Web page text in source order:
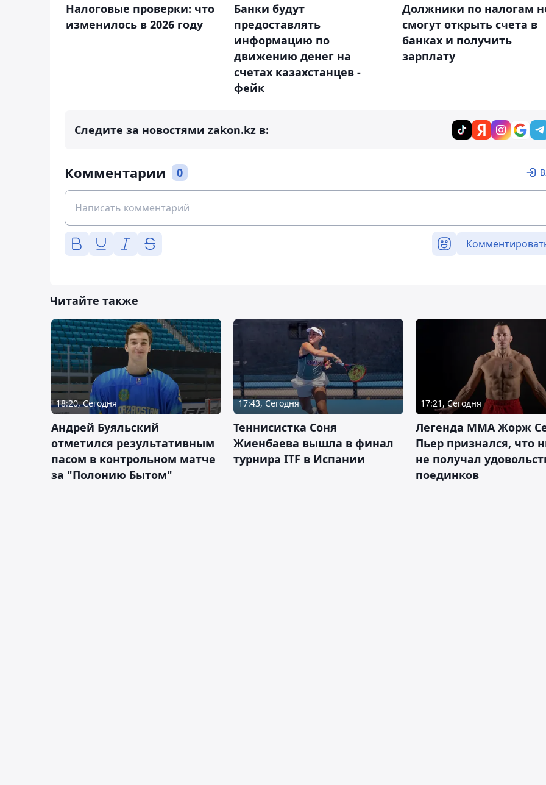
Налоговые проверки: что
изменилось в 2026 году
Банки будут
предоставлять
информацию по
движению денег на
счетах казахстанцев -
фейк
Должники по налогам
смогут открыть счета в
банках и получить
зарплату
Следите за новостями zakon.kz в:
Комментарии 0
Читайте также
18:20, Сегодня
Андрей Буяльский
отметился результативным
пасом в контрольном матче
за "Полонию Бытом"
17:43, Сегодня
Теннисистка Соня
Жиенбаева вышла в финал
турнира ITF в Испании
17:21, Сегодня
Легенда ММА Жорж
Пьер признался, что
не получал
поединков